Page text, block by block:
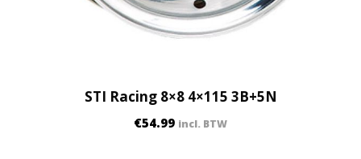
STI Racing 8×8 4×115 3B+5N
€54.99 incl. BTW